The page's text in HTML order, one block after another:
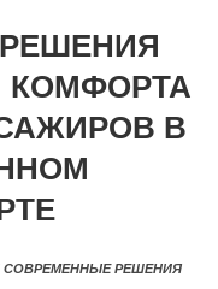
В
СОВРЕМЕННЫЕ РЕШЕНИЯ